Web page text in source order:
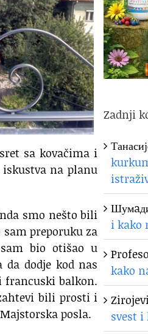
sa kovačima i
na planu
smo nešto bili
preporuku za
bio otišao u
dodje kod nas
francuski balkon.
bili prosti i
posla.
Zadnji
i kako
kako
svest i